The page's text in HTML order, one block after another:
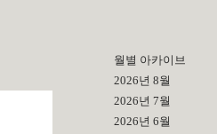
월별 아카이브
2026년 8월
2026년 7월
2026년 6월